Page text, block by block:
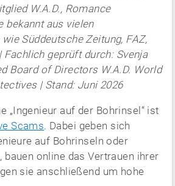
W.A.D., Romance
bekannt aus vielen
Süddeutsche Zeitung, FAZ,
Fachlich geprüft durch: Svenja
Board of Directors W.A.D. World
| Stand: Juni 2026
„Ingenieur auf der Bohrinsel“ ist
Scams. Dabei geben sich
auf Bohrinseln oder
bauen online das Vertrauen ihrer
sie anschließend um hohe